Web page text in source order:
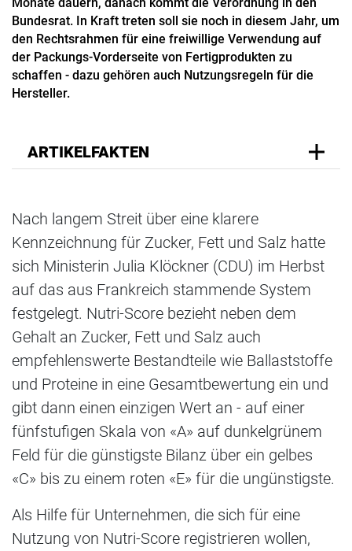
Bundesrat. In Kraft treten soll sie noch in diesem Jahr, um
den Rechtsrahmen für eine freiwillige Verwendung auf
der Packungs-Vorderseite von Fertigprodukten zu
schaffen - dazu gehören auch Nutzungsregeln für die
Hersteller.
ARTIKELFAKTEN
Nach langem Streit über eine klarere
Kennzeichnung für Zucker, Fett und Salz hatte
sich Ministerin Julia Klöckner (CDU) im Herbst
auf das aus Frankreich stammende System
festgelegt. Nutri-Score bezieht neben dem
Gehalt an Zucker, Fett und Salz auch
empfehlenswerte Bestandteile wie Ballaststoffe
und Proteine in eine Gesamtbewertung ein und
gibt dann einen einzigen Wert an - auf einer
fünfstufigen Skala von «A» auf dunkelgrünem
Feld für die günstigste Bilanz über ein gelbes
«C» bis zu einem roten «E» für die ungünstigste.
Als Hilfe für Unternehmen, die sich für eine
Nutzung von Nutri-Score registrieren wollen,